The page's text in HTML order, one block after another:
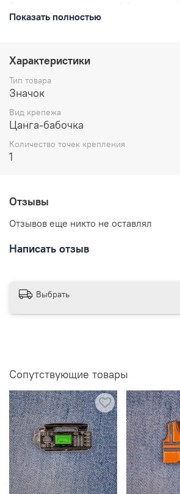
было построено 6 составов. Версия
3.0 появились в 2021 году, 4.0
Дизайн значка индивидуален и
реального подвижного состава.
В комплекте: значок
Размеры: высота 25 мм
Показать полностью
Характеристики
Тип товара
Значок
Вид крепежа
Цанга-бабочка
Количество точек крепления
1
Отзывы
Отзывов еще никто не оставлял
Написать отзыв
Выбрать
Сопутствующие товары